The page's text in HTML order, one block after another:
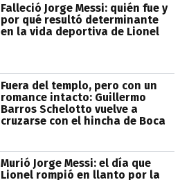
Falleció Jorge Messi: quién fue y
por qué resultó determinante
en la vida deportiva de Lionel
Fuera del templo, pero con un
romance intacto: Guillermo
Barros Schelotto vuelve a
cruzarse con el hincha de Boca
Murió Jorge Messi: el día que
Lionel rompió en llanto por la